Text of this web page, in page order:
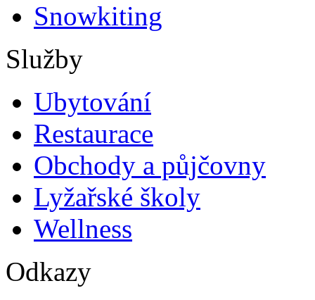
Snowkiting
Služby
Ubytování
Restaurace
Obchody a půjčovny
Lyžařské školy
Wellness
Odkazy